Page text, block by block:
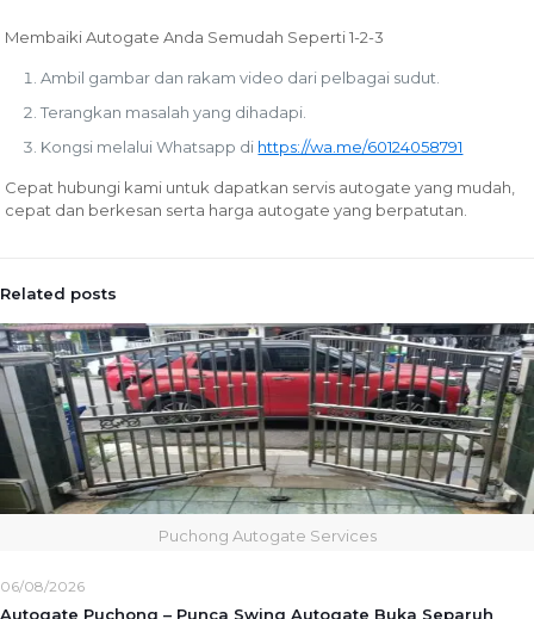
Membaiki Autogate Anda Semudah Seperti 1-2-3
Ambil gambar dan rakam video dari pelbagai sudut.
Terangkan masalah yang dihadapi.
Kongsi melalui Whatsapp di https://wa.me/60124058791
Cepat hubungi kami untuk dapatkan servis autogate yang mudah,
cepat dan berkesan serta harga autogate yang berpatutan.
Related posts
Puchong Autogate Services
06/08/2026
Autogate Puchong – Punca Swing Autogate Buka Separuh